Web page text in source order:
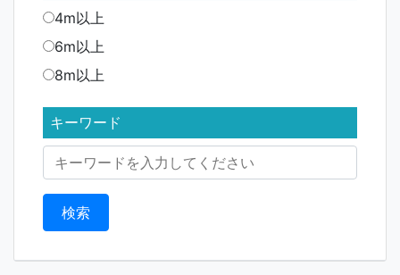
4m以上
6m以上
8m以上
キーワード